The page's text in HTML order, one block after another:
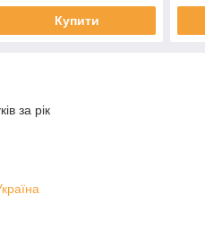
Купити
за рік